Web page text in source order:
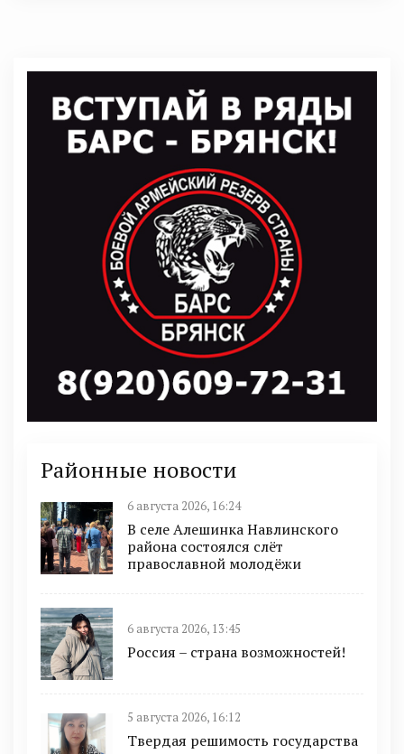
Районные новости
6 августа 2026, 16:24
В селе Алешинка Навлинского
района состоялся слёт
православной молодёжи
6 августа 2026, 13:45
Россия – страна возможностей!
5 августа 2026, 16:12
Твердая решимость государства